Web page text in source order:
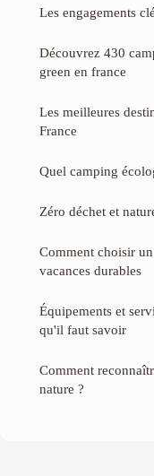
Les engagements
Découvrez 430
green en france
Les meilleures
France
Quel camping
Zéro déchet et
Comment choisir
vacances durables
Équipements et
qu'il faut savoir
Comment
nature ?